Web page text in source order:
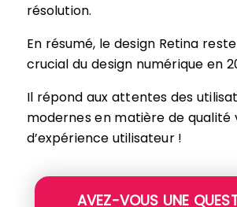
résolution.
En résumé, le design Retina
crucial du design numérique en
Il répond aux attentes des
modernes en matière de qualité
d’expérience utilisateur !
AVEZ-VOUS UNE